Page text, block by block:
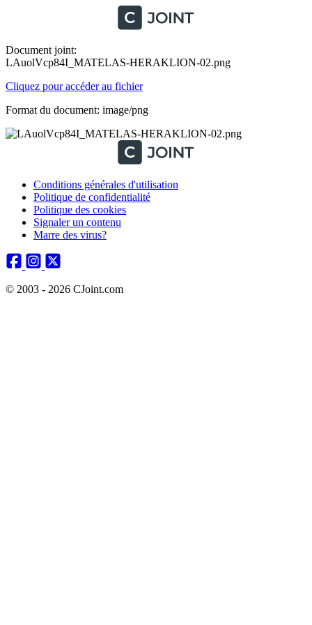
Document joint:
LAuolVcp84I_MATELAS-HERAKLION-02.png
Cliquez pour accéder au fichier
Format du document: image/png
Conditions générales d'utilisation
Politique de confidentialité
Politique des cookies
Signaler un contenu
Marre des virus?
© 2003 - 2026 CJoint.com